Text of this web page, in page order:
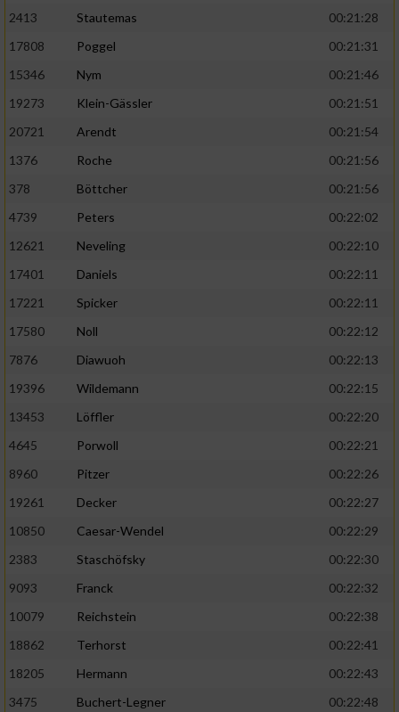
2413
Stautemas
00:21:28
17808
Poggel
00:21:31
15346
Nym
00:21:46
19273
Klein-Gässler
00:21:51
20721
Arendt
00:21:54
1376
Roche
00:21:56
378
Böttcher
00:21:56
4739
Peters
00:22:02
12621
Neveling
00:22:10
17401
Daniels
00:22:11
17221
Spicker
00:22:11
17580
Noll
00:22:12
7876
Diawuoh
00:22:13
19396
Wildemann
00:22:15
13453
Löffler
00:22:20
4645
Porwoll
00:22:21
8960
Pitzer
00:22:26
19261
Decker
00:22:27
10850
Caesar-Wendel
00:22:29
2383
Staschöfsky
00:22:30
9093
Franck
00:22:32
10079
Reichstein
00:22:38
18862
Terhorst
00:22:41
18205
Hermann
00:22:43
3475
Buchert-Legner
00:22:48